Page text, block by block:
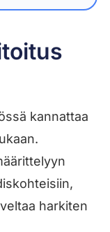
kannattaa
harkiten